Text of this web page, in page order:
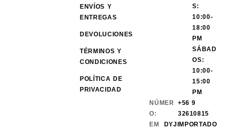
ENVÍOS Y
ENTREGAS
DEVOLUCIONES
TÉRMINOS Y
CONDICIONES
POLÍTICA DE
PRIVACIDAD
S:
10:00-
18:00
PM
SÁBAD
OS:
10:00-
15:00
PM
NÚMER
O:
+56 9
32610815
EM
DYJIMPORTADO